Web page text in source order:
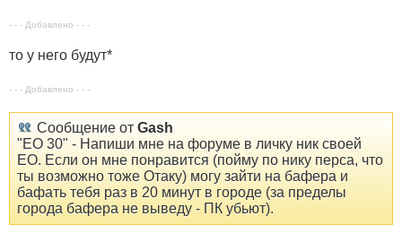
- - - Добавлено - - -
то у него будут*
- - - Добавлено - - -
Сообщение от Gash
"ЕО 30" - Напиши мне на форуме в личку ник своей
ЕО. Если он мне понравится (пойму по нику перса, что
ты возможно тоже Отаку) могу зайти на бафера и
бафать тебя раз в 20 минут в городе (за пределы
города бафера не выведу - ПК убьют).